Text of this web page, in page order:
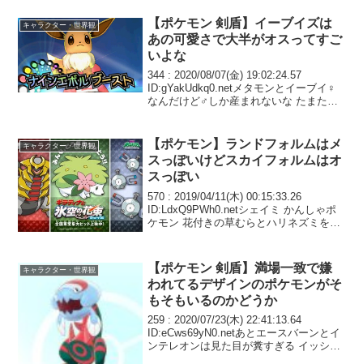
キャラクター・世界観
【ポケモン 剣盾】イーブイズは
あの可愛さで大半がオスってすご
いよな
344 : 2020/08/07(金) 19:02:24.57
ID:gYakUdkq0.netメタモンとイーブイ♀
なんだけど♂しか産まれないな たまたま
キャラクター・世界観
【ポケモン】ランドフォルムはメ
スっぽいけどスカイフォルムはオ
スっぽい
570 : 2019/04/11(木) 00:15:33.26
ID:LdxQ9PWh0.netシェイミ かんしゃポ
ケモン 花付きの草むらとハリネズミを合
うちに花畑に...
キャラクター・世界観
【ポケモン 剣盾】満場一致で嫌
われてるデザインのポケモンがそ
もそもいるのかどうか
259 : 2020/07/23(木) 22:41:13.64
ID:eCws69yN0.netあとエースバーンとイ
ンテレオンは見た目が糞すぎる イッシュ